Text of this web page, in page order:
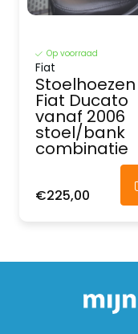
Op voorraad
Fiat
Stoelhoezen
Fiat Ducato
vanaf 2006
stoel/bank
combinatie
€225,00